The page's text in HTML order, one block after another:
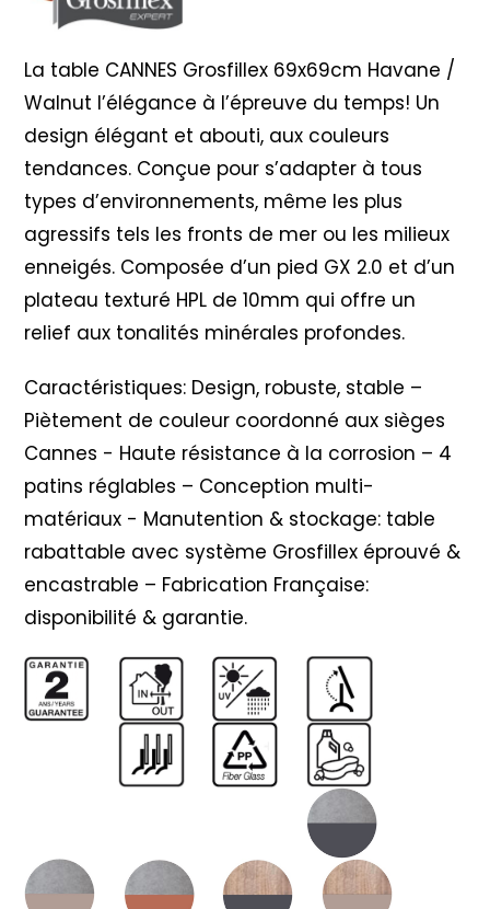
La table CANNES Grosfillex 69x69cm Havane /
Walnut l’élégance à l’épreuve du temps! Un
design élégant et abouti, aux couleurs
tendances. Conçue pour s’adapter à tous
types d’environnements, même les plus
agressifs tels les fronts de mer ou les milieux
enneigés. Composée d’un pied GX 2.0 et d’un
plateau texturé HPL de 10mm qui offre un
relief aux tonalités minérales profondes.
Caractéristiques: Design, robuste, stable –
Piètement de couleur coordonné aux sièges
Cannes - Haute résistance à la corrosion – 4
patins réglables – Conception multi-
matériaux - Manutention & stockage: table
rabattable avec système Grosfillex éprouvé &
encastrable – Fabrication Française:
disponibilité & garantie.